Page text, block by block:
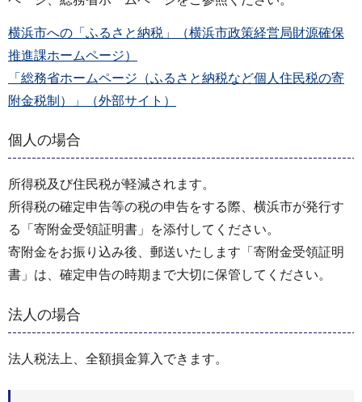
横浜市への「ふるさと納税」（横浜市政策経営局財源確保
推進課ホームページ）
「総務省ホームページ（ふるさと納税など個人住民税の寄
附金税制）」（外部サイト）
個人の場合
所得税及び住民税が軽減されます。
所得税の確定申告等の税の申告をする際、横浜市が発行す
る「寄附金受領証明書」を添付してください。
寄附金をお振り込み後、郵送いたします「寄附金受領証明
書」は、確定申告の時期まで大切に保管してください。
法人の場合
法人税法上、全額損金算入できます。